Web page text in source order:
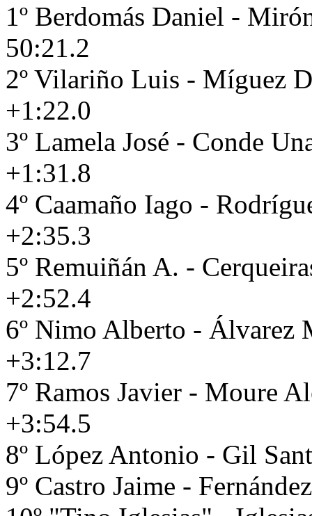
1º Berdomás Daniel -
50:21.2
2º Vilariño Luis - Míguez
+1:22.0
3º Lamela José - Conde
+1:31.8
4º Caamaño Iago -
+2:35.3
5º Remuiñán A. -
+2:52.4
6º Nimo Alberto - Álvarez
+3:12.7
7º Ramos Javier - Moure
+3:54.5
8º López Antonio - Gil
9º Castro Jaime -